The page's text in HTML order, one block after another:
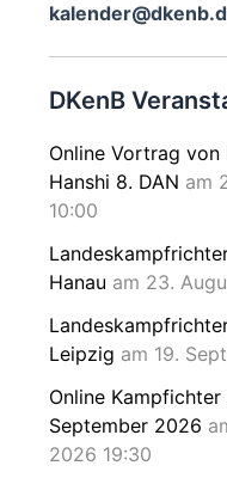
DKenB
Online Vortrag von
Hanshi 8. DAN am
10:00
Hanau am 23.
Leipzig am 19.
Online Kampfichter
September 2026
2026 19:30